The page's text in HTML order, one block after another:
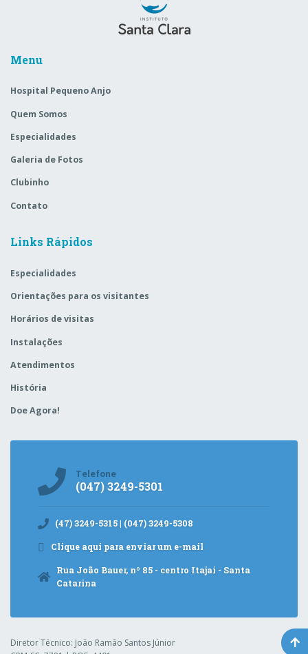
Menu
Hospital Pequeno Anjo
Quem Somos
Especialidades
Galeria de Fotos
Clubinho
Contato
Links Rápidos
Especialidades
Orientações para os visitantes
Horários de visitas
Instalações
Atendimentos
História
Doe Agora!
Telefone
(047) 3249-5301
(47) 3249-5315 | (047) 3249-5308
Clique aqui para enviar um e-mail
Rua João Bauer, nº 85 - centro Itajaí - Santa
Catarina
Diretor Técnico: João Ramão Santos Júnior